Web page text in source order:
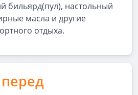
бильярд(пул), настольный
масла и другие
отдыха.